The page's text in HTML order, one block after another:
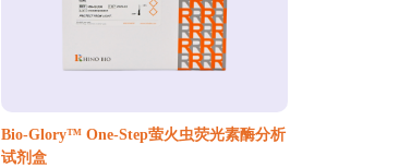
Bio-Glory™ One-Step萤火虫荧光素酶分析
试剂盒